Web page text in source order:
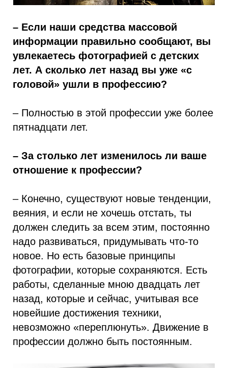
– Если наши средства массовой
информации правильно сообщают, вы
увлекаетесь фотографией с детских
лет. А сколько лет назад вы уже «с
головой» ушли в профессию?
– Полностью в этой профессии уже более
пятнадцати лет.
– За столько лет изменилось ли ваше
отношение к профессии?
– Конечно, существуют новые тенденции,
веяния, и если не хочешь отстать, ты
должен следить за всем этим, постоянно
надо развиваться, придумывать что-то
новое. Но есть базовые принципы
фотографии, которые сохраняются. Есть
работы, сделанные мною двадцать лет
назад, которые и сейчас, учитывая все
новейшие достижения техники,
невозможно «переплюнуть». Движение в
профессии должно быть постоянным.